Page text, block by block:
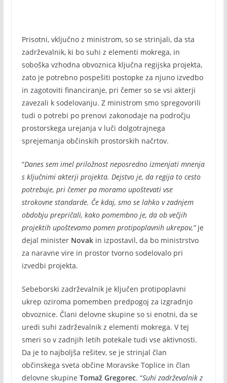
Prisotni, vključno z ministrom, so se strinjali, da sta
zadrževalnik, ki bo suhi z elementi mokrega, in
soboška vzhodna obvoznica ključna regijska projekta,
zato je potrebno pospešiti postopke za njuno izvedbo
in zagotoviti financiranje, pri čemer so se vsi akterji
zavezali k sodelovanju. Z ministrom smo spregovorili
tudi o potrebi po prenovi zakonodaje na področju
prostorskega urejanja v luči dolgotrajnega
sprejemanja občinskih prostorskih načrtov.
“Danes sem imel priložnost neposredno izmenjati mnenja
s ključnimi akterji projekta. Dejstvo je, da regija to cesto
potrebuje, pri čemer pa moramo upoštevati vse
strokovne standarde. Če kdaj, smo se lahko v zadnjem
obdobju prepričali, kako pomembno je, da ob večjih
projektih upoštevamo pomen protipoplavnih ukrepov,”je
dejal minister Novakin izpostavil, da bo ministrstvo
za naravne vire in prostor tvorno sodelovalo pri
izvedbi projekta.
Sebeborski zadrževalnik je ključen protipoplavni
ukrep oziroma pomemben predpogoj za izgradnjo
obvoznice. Člani delovne skupine so si enotni, da se
uredi suhi zadrževalnik z elementi mokrega. V tej
smeri so v zadnjih letih potekale tudi vse aktivnosti.
Da je to najboljša rešitev, se je strinjal član
občinskega sveta občine Moravske Toplice in član
delovne skupine Tomaž Gregorec. “Suhi zadrževalnik z